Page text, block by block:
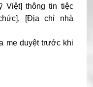
Việt] thông tin tiệc
[Địa chỉ nhà
mẹ duyệt trước khi